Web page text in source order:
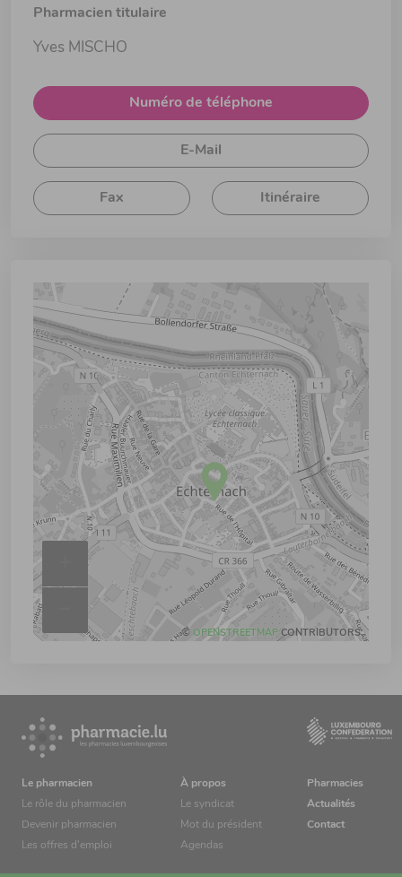
Pharmacien titulaire
Yves MISCHO
Numéro de téléphone
E-Mail
Fax Itinéraire
© OPENSTREETMAPCONTRIBUTORS.
Le pharmacien
Le rôle du pharmacien
Devenir pharmacien
Les offres d’emploi
À propos
Le syndicat
Mot du président
Agendas
Pharmacies
Actualités
Contact